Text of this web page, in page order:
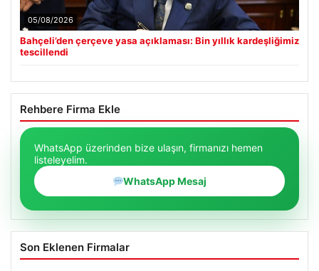
05/08/2026
Bahçeli’den çerçeve yasa açıklaması: Bin yıllık kardeşliğimiz
tescillendi
Rehbere Firma Ekle
WhatsApp üzerinden bize ulaşın, firmanızı hemen
listeleyelim.
WhatsApp Mesaj
Son Eklenen Firmalar